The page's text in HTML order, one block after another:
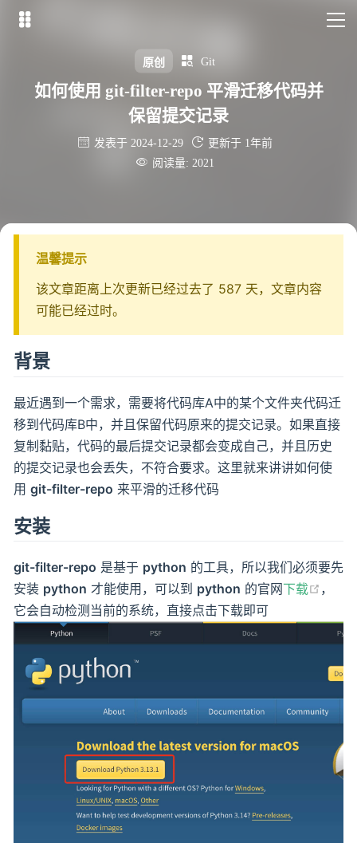

原创  Git
如何使用 git-filter-repo 平滑迁移代码并
保留提交记录
 发表于 2024-12-29  更新于 1年前
 阅读量: 2021
温馨提示
该文章距离上次更新已经过去了 587 天，文章内容
可能已经过时。
背景
最近遇到一个需求，需要将代码库A中的某个文件夹代码迁
移到代码库B中，并且保留代码原来的提交记录。如果直接
复制黏贴，代码的最后提交记录都会变成自己，并且历史
的提交记录也会丢失，不符合要求。这里就来讲讲如何使
用 git-filter-repo 来平滑的迁移代码
安装
git-filter-repo 是基于 python 的工具，所以我们必须要先
安装 python 才能使用，可以到 python 的官网下载
，
它会自动检测当前的系统，直接点击下载即可